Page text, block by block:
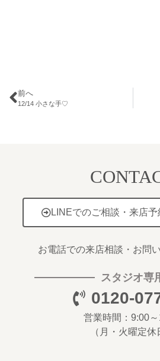
前へ
12/14 小さな手♡
LINEでのご相談・来店
お電話での来店相談・お問
スタジオ専
0120-
営業時間：9:00
（月・火曜定休